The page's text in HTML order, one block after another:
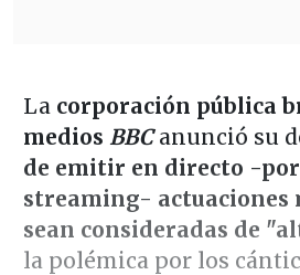
La corporación pública
medios BBCanunció su
de emitir en directo -
streaming- actuaciones
sean consideradas de
la polémica por los